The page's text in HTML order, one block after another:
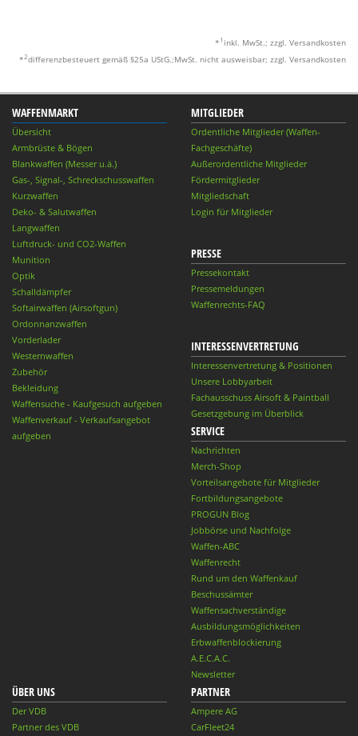
* 1 inkl. MwSt.; zzgl. Versandkosten
*2differenzbesteuert gemäß §25a UStG.;MwSt. nicht ausweisbar; zzgl. Versandkosten
WAFFENMARKT
Übersicht
Armbrüste & Bögen
Blankwaffen (Messer u.ä.)
Gas-, Signal-, Schreckschusswaffen
Kurzwaffen
Deko- & Salutwaffen
Langwaffen
Luftdruck- und CO2-Waffen
Munition
Optik
Schalldämpfer
Softairwaffen (Airsoftgun)
Ordonnanzwaffen
Vorderlader
Westernwaffen
Zubehör
Bekleidung
Waffensuche - Kaufgesuch aufgeben
Waffenverkauf - Verkaufsangebot
aufgeben
MITGLIEDER
Ordentliche Mitglieder (Waffen-
Fachgeschäfte)
Außerordentliche Mitglieder
Fördermitglieder
Mitgliedschaft
Login für Mitglieder
PRESSE
Pressekontakt
Pressemeldungen
Waffenrechts-FAQ
INTERESSENVERTRETUNG
Interessenvertretung & Positionen
Unsere Lobbyarbeit
Fachausschuss Airsoft & Paintball
Gesetzgebung im Überblick
SERVICE
Nachrichten
Merch-Shop
Vorteilsangebote für Mitglieder
Fortbildungsangebote
PROGUN Blog
Jobbörse und Nachfolge
Waffen-ABC
Waffenrecht
Rund um den Waffenkauf
Beschussämter
Waffensachverständige
Ausbildungsmöglichkeiten
Erbwaffenblockierung
A.E.C.A.C.
Newsletter
ÜBER UNS
Der VDB
Partner des VDB
PARTNER
Ampere AG
CarFleet24